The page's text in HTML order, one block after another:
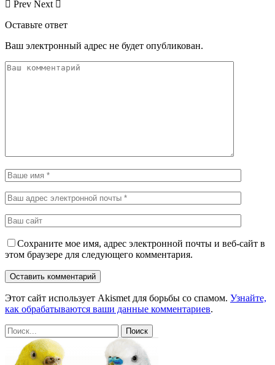
Prev Next
Оставьте ответ
Ваш электронный адрес не будет опубликован.
Сохраните мое имя, адрес электронной почты и веб-сайт в
этом браузере для следующего комментария.
Этот сайт использует Akismet для борьбы со спамом. Узнайте,
как обрабатываются ваши данные комментариев.